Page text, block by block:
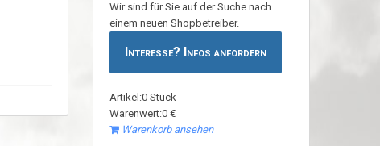
Wir sind für Sie auf der Suche nach
einem neuen Shopbetreiber.
Interesse? Infos anfordern
Artikel:0 Stück
Warenwert:0 €
Warenkorb ansehen